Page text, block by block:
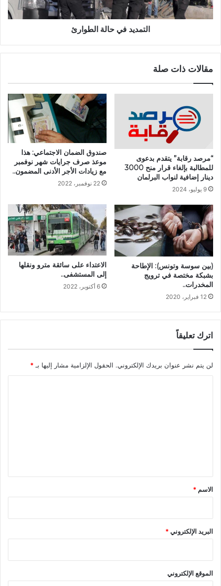
التمديد في حالة الطوارئ
مقالات ذات صلة
“مرصد رقابة” يتقدم بدعوى
للمطالبة بإلغاء قرار منح 3000
دينار إضافية لنواب البرلمان
9 يوليو، 2024
صندوق الضمان الاجتماعي: هذا
موعذ صرف جرايات شهر نوفمبر
مع زيادات الأجر الأدنى المضمون..
22 نوفمبر، 2022
(بين سوسة وتونس): الإطاحة
بشبكة مختصة في ترويج
المخدرات..
12 فبراير، 2020
الاعتداء على سائقة مترو ونقلها
إلى المستشفى..
6 أكتوبر، 2022
اترك تعليقاً
لن يتم نشر عنوان بريدك الإلكتروني. الحقول الإلزامية مشار إليها بـ*
*
الاسم *
البريد الإلكتروني*
الموقع الإلكتروني